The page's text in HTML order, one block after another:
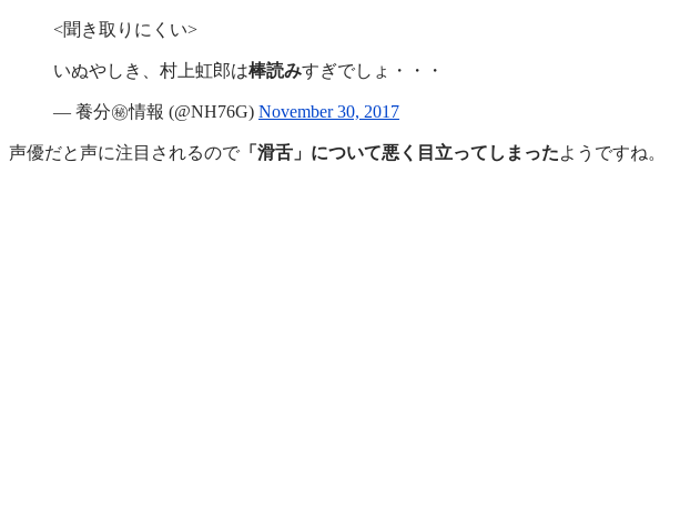
<聞き取りにくい>
いぬやしき、村上虹郎は棒読みすぎでしょ・・・
— 養分㊙️情報 (@NH76G) November 30, 2017
声優だと声に注目されるので 「滑舌」について悪く目立ってしまったようですね。